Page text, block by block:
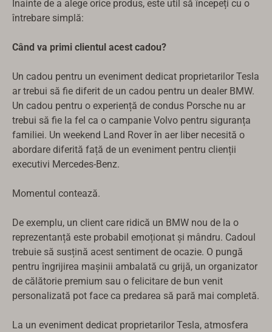
Înainte de a alege orice produs, este util să începeți cu o
întrebare simplă:
Când va primi clientul acest cadou?
Un cadou pentru un eveniment dedicat proprietarilor Tesla
ar trebui să fie diferit de un cadou pentru un dealer BMW.
Un cadou pentru o experiență de condus Porsche nu ar
trebui să fie la fel ca o campanie Volvo pentru siguranța
familiei. Un weekend Land Rover în aer liber necesită o
abordare diferită față de un eveniment pentru clienții
executivi Mercedes-Benz.
Momentul contează.
De exemplu, un client care ridică un BMW nou de la o
reprezentanță este probabil emoționat și mândru. Cadoul
trebuie să susțină acest sentiment de ocazie. O pungă
pentru îngrijirea mașinii ambalată cu grijă, un organizator
de călătorie premium sau o felicitare de bun venit
personalizată pot face ca predarea să pară mai completă.
La un eveniment dedicat proprietarilor Tesla, atmosfera